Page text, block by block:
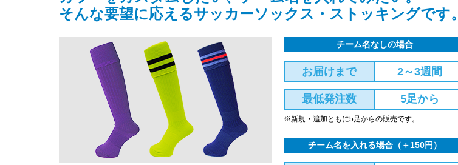
そんな要望に応えるサッカーソックス・ストッキングです。
チーム名なしの場合
お届けまで 2～3週間
最低発注数 5足から
※新規・追加ともに5足からの販売です。
チーム名を入れる場合（＋150円）